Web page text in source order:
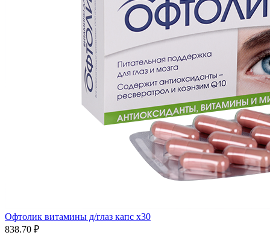
Офтолик витамины д/глаз капс x30
838.70 ₽